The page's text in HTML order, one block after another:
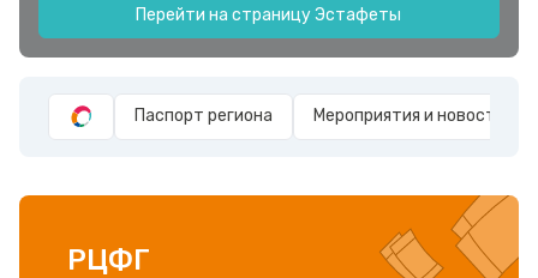
Перейти на страницу Эстафеты
Паспорт региона Мероприятия и новости
РЦФГ